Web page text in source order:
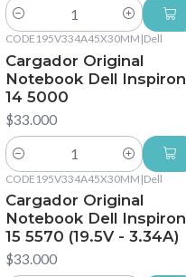
Cantidad
CODE195V334A45X30MM |Dell
Cargador Original
Notebook Dell Inspiron
14 5000
$33.000
Cantidad
CODE195V334A45X30MM |Dell
Cargador Original
Notebook Dell Inspiron
15 5570 (19.5V - 3.34A)
$33.000